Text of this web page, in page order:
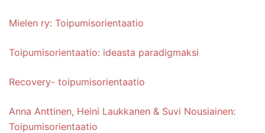
Mielen ry: Toipumisorientaatio
Toipumisorientaatio: ideasta paradigmaksi
Recovery- toipumisorientaatio
Anna Anttinen, Heini Laukkanen & Suvi Nousiainen:
Toipumisorientaatio